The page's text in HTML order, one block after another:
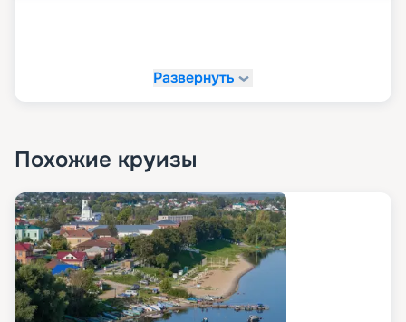
Развернуть
Похожие круизы